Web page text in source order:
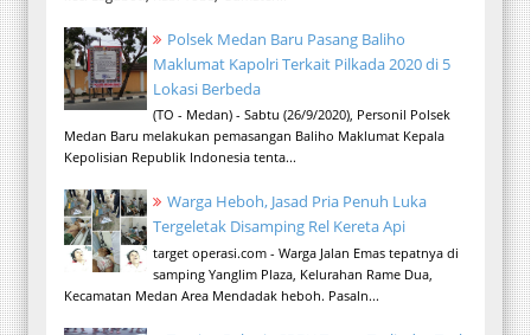
Polsek Medan Baru Pasang Baliho
Maklumat Kapolri Terkait Pilkada 2020 di 5
Lokasi Berbeda
(TO - Medan) - Sabtu (26/9/2020), Personil Polsek
Medan Baru melakukan pemasangan Baliho Maklumat Kepala
Kepolisian Republik Indonesia tenta...
Warga Heboh, Jasad Pria Penuh Luka
Tergeletak Disamping Rel Kereta Api
target operasi.com - Warga Jalan Emas tepatnya di
samping Yanglim Plaza, Kelurahan Rame Dua,
Kecamatan Medan Area Mendadak heboh. Pasaln...